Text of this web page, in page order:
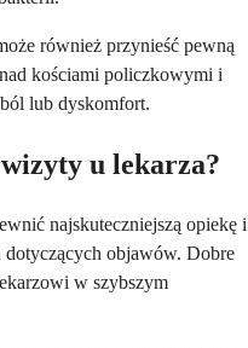
również przynieść pewną
kościami policzkowymi i
lub dyskomfort.
u lekarza?
najskuteczniejszą opiekę i
dotyczących objawów. Dobre
w szybszym